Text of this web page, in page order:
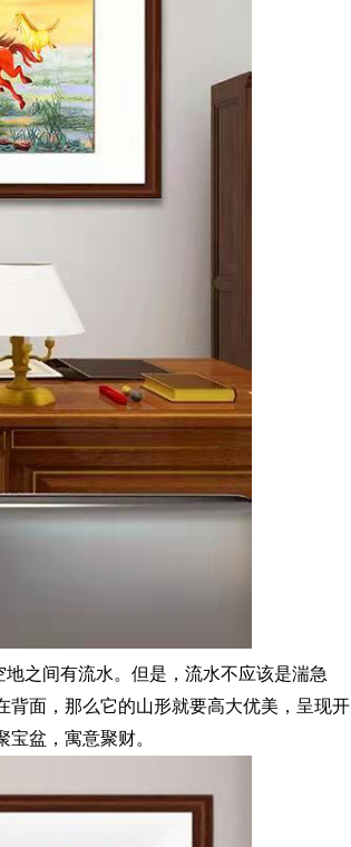
之间有流水。但是，流水不应该是湍急
背面，那么它的山形就要高大优美，呈现开
盆，寓意聚财。